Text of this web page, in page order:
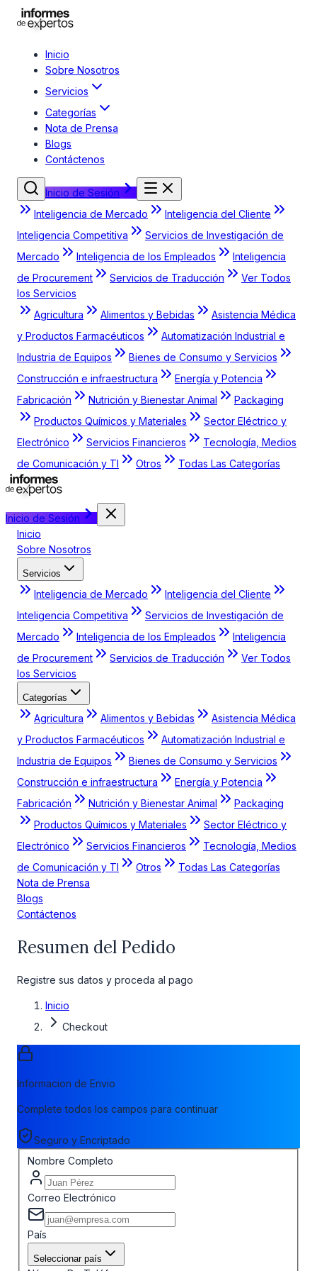
Inicio
Sobre Nosotros
Servicios
Categorías
Nota de Prensa
Blogs
Contáctenos
Inicio de Sesión
Inteligencia de Mercado
Inteligencia del Cliente
Inteligencia Competitiva
Servicios de Investigación de
Mercado
Inteligencia de los Empleados
Inteligencia
de Procurement
Servicios de Traducción
Ver Todos
los Servicios
Agricultura
Alimentos y Bebidas
Asistencia Médica
y Productos Farmacéuticos
Automatización Industrial e
Industria de Equipos
Bienes de Consumo y Servicios
Construcción e infraestructura
Energía y Potencia
Fabricación
Nutrición y Bienestar Animal
Packaging
Productos Químicos y Materiales
Sector Eléctrico y
Electrónico
Servicios Financieros
Tecnología, Medios
de Comunicación y TI
Otros Todas Las Categorías
Inicio de Sesión
Inicio
Sobre Nosotros
Servicios
Inteligencia de Mercado
Inteligencia del Cliente
Inteligencia Competitiva
Servicios de Investigación de
Mercado
Inteligencia de los Empleados
Inteligencia
de Procurement
Servicios de Traducción
Ver Todos
los Servicios
Categorías
Agricultura Alimentos y Bebidas
Asistencia Médica
y Productos Farmacéuticos
Automatización Industrial e
Industria de Equipos
Bienes de Consumo y Servicios
Construcción e infraestructura
Energía y Potencia
Fabricación
Nutrición y Bienestar Animal
Packaging
Productos Químicos y Materiales
Sector Eléctrico y
Electrónico
Servicios Financieros
Tecnología, Medios
de Comunicación y TI
Otros
Todas Las Categorías
Nota de Prensa
Blogs
Contáctenos
Resumen del Pedido
Registre sus datos y proceda al pago
Inicio
Checkout
Informacion de Envio
Complete todos los campos para continuar
Seguro y Encriptado
Nombre Completo
Correo Electrónico
País
Seleccionar país